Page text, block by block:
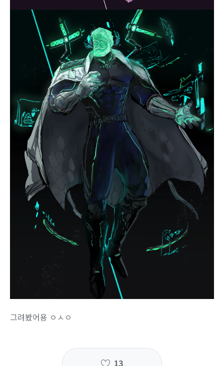
그려봤어용 ㅇㅅㅇ
13